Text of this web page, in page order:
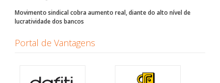
Movimento sindical cobra aumento real, diante do alto nível de
lucratividade dos bancos
Portal de Vantagens